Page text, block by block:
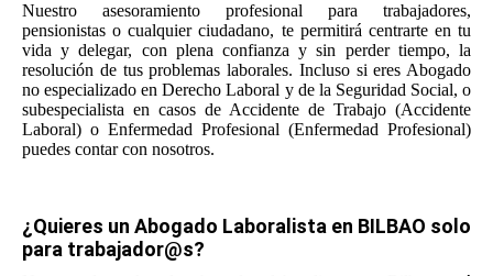
Nuestro asesoramiento profesional para trabajadores,
pensionistas o cualquier ciudadano, te permitirá centrarte en tu
vida y delegar, con plena confianza y sin perder tiempo, la
resolución de tus problemas laborales. Incluso si eres Abogado
no especializado en Derecho Laboral y de la Seguridad Social, o
subespecialista en casos de Accidente de Trabajo (Accidente
Laboral) o Enfermedad Profesional (Enfermedad Profesional)
puedes contar con nosotros.
¿Quieres un Abogado Laboralista en BILBAO solo
para trabajador@s?